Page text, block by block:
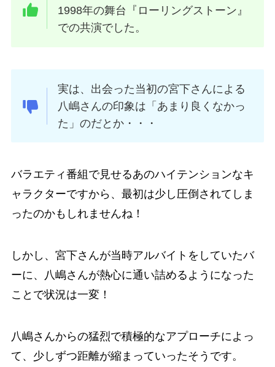
1998年の舞台『ローリングストーン』
での共演でした。
実は、出会った当初の宮下さんによる
八嶋さんの印象は「あまり良くなかっ
た」のだとか・・・
バラエティ番組で見せるあのハイテンションなキ
ャラクターですから、最初は少し圧倒されてしま
ったのかもしれませんね！
しかし、宮下さんが当時アルバイトをしていたバ
ーに、八嶋さんが熱心に通い詰めるようになった
ことで状況は一変！
八嶋さんからの猛烈で積極的なアプローチによっ
て、少しずつ距離が縮まっていったそうです。